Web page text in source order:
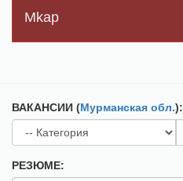
Mkap
ВАКАНСИИ (Мурманская обл.):
РЕЗЮМЕ: